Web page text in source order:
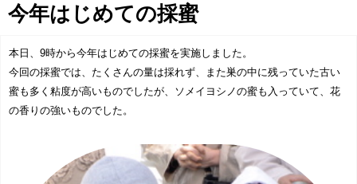
今年はじめての採蜜
本日、9時から今年はじめての採蜜を実施しました。
今回の採蜜では、たくさんの量は採れず、また巣の中に残っていた古い
蜜も多く粘度が高いものでしたが、ソメイヨシノの蜜も入っていて、花
の香りの強いものでした。
協賛企業一覧
お問い合わせ
銀座ミツバチプロジェクト